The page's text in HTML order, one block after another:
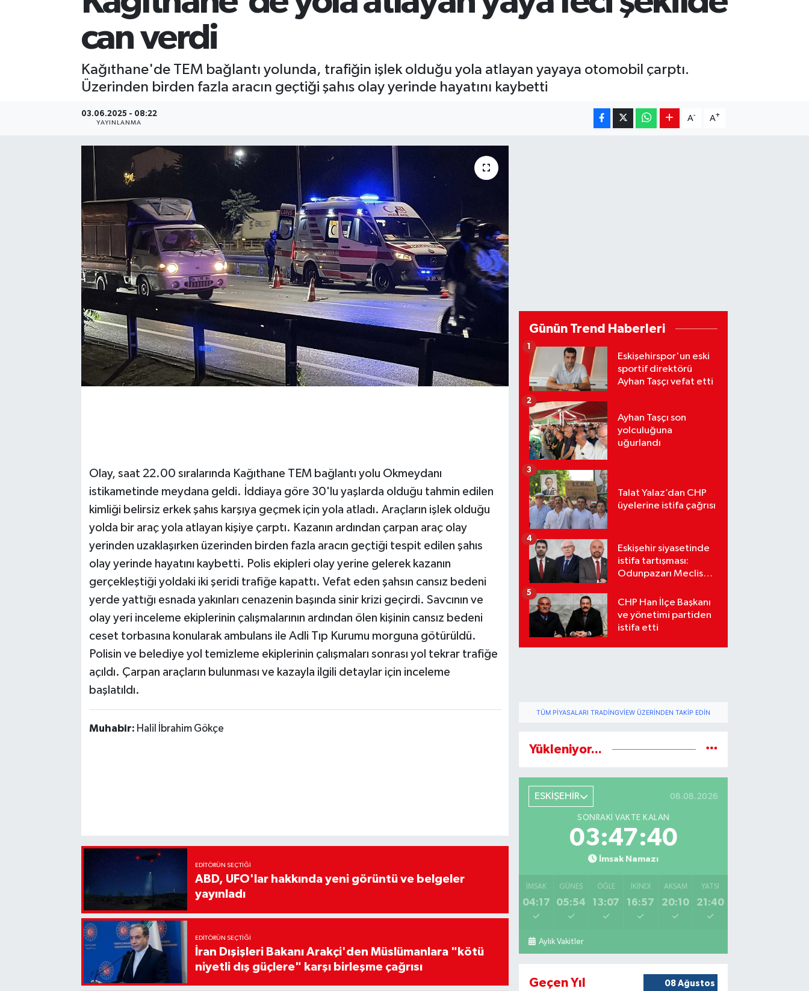
can verdi
Kağıthane'de TEM bağlantı yolunda, trafiğin işlek olduğu yola atlayan yayaya otomobil çarptı.
Üzerinden birden fazla aracın geçtiği şahıs olay yerinde hayatını kaybetti
03.06.2025 - 08:22
YAYINLANMA
A- A+
Olay, saat 22.00 sıralarında Kağıthane TEM bağlantı yolu Okmeydanı
istikametinde meydana geldi. İddiaya göre 30'lu yaşlarda olduğu tahmin edilen
kimliği belirsiz erkek şahıs karşıya geçmek için yola atladı. Araçların işlek olduğu
yolda bir araç yola atlayan kişiye çarptı. Kazanın ardından çarpan araç olay
yerinden uzaklaşırken üzerinden birden fazla aracın geçtiği tespit edilen şahıs
olay yerinde hayatını kaybetti. Polis ekipleri olay yerine gelerek kazanın
gerçekleştiği yoldaki iki şeridi trafiğe kapattı. Vefat eden şahsın cansız bedeni
yerde yattığı esnada yakınları cenazenin başında sinir krizi geçirdi. Savcının ve
olay yeri inceleme ekiplerinin çalışmalarının ardından ölen kişinin cansız bedeni
ceset torbasına konularak ambulans ile Adli Tıp Kurumu morguna götürüldü.
Polisin ve belediye yol temizleme ekiplerinin çalışmaları sonrası yol tekrar trafiğe
açıldı. Çarpan araçların bulunması ve kazayla ilgili detaylar için inceleme
başlatıldı.
Muhabir: Halil İbrahim Gökçe
EDITÖRÜN SEÇTIĞI
ABD, UFO'lar hakkında yeni görüntü ve belgeler
yayınladı
EDITÖRÜN SEÇTIĞI
İran Dışişleri Bakanı Arakçi'den Müslümanlara "kötü
niyetli dış güçlere" karşı birleşme çağrısı
Günün Trend Haberleri
Eskişehirspor'un eski
sportif direktörü
Ayhan Taşçı vefat etti
1
Ayhan Taşçı son
yolculuğuna
uğurlandı
2
Talat Yalaz’dan CHP
üyelerine istifa çağrısı
3
Eskişehir siyasetinde
istifa tartışması:
Odunpazarı Meclis
medyada karşı karşıya
geldi
4
CHP Han İlçe Başkanı
ve yönetimi partiden
istifa etti
5
TÜM PIYASALARI TRADINGVIEW ÜZERINDEN TAKIP EDIN
Yükleniyor...
ESKİŞEHİR 08.08.2026
SONRAKI VAKTE KALAN
03:47:38
İmsak Namazı
İMSAK
04:17
GÜNEŞ
05:54
ÖĞLE
13:07
İKINDI
16:57
AKŞAM
20:10
YATSI
21:40
Aylık Vakitler
Geçen Yıl
08 Ağustos